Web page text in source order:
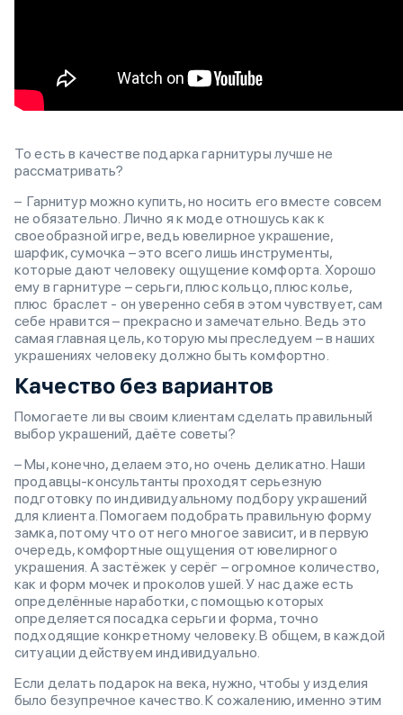
То есть в качестве подарка гарнитуры лучше не
рассматривать?
– Гарнитур можно купить, но носить его вместе совсем
не обязательно. Лично я к моде отношусь как к
своеобразной игре, ведь ювелирное украшение,
шарфик, сумочка – это всего лишь инструменты,
которые дают человеку ощущение комфорта. Хорошо
ему в гарнитуре – серьги, плюс кольцо, плюс колье,
плюс браслет - он уверенно себя в этом чувствует, сам
себе нравится – прекрасно и замечательно. Ведь это
самая главная цель, которую мы преследуем – в наших
украшениях человеку должно быть комфортно.
Качество без вариантов
Помогаете ли вы своим клиентам сделать правильный
выбор украшений, даёте советы?
– Мы, конечно, делаем это, но очень деликатно. Наши
продавцы-консультанты проходят серьезную
подготовку по индивидуальному подбору украшений
для клиента. Помогаем подобрать правильную форму
замка, потому что от него многое зависит, и в первую
очередь, комфортные ощущения от ювелирного
украшения. А застёжек у серёг – огромное количество,
как и форм мочек и проколов ушей. У нас даже есть
определённые наработки, с помощью которых
определяется посадка серьги и форма, точно
подходящие конкретному человеку. В общем, в каждой
ситуации действуем индивидуально.
Если делать подарок на века, нужно, чтобы у изделия
было безупречное качество. К сожалению, именно этим